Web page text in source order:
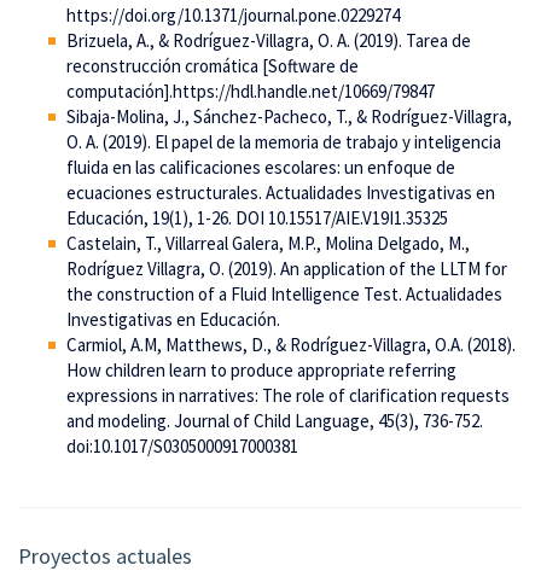
https://doi.org/10.1371/journal.pone.0229274
Brizuela, A., & Rodríguez-Villagra, O. A. (2019). Tarea de
reconstrucción cromática [Software de
computación].https://hdl.handle.net/10669/79847
Sibaja-Molina, J., Sánchez-Pacheco, T., & Rodríguez-Villagra,
O. A. (2019). El papel de la memoria de trabajo y inteligencia
fluida en las calificaciones escolares: un enfoque de
ecuaciones estructurales. Actualidades Investigativas en
Educación, 19(1), 1-26. DOI 10.15517/AIE.V19I1.35325
Castelain, T., Villarreal Galera, M.P., Molina Delgado, M.,
Rodríguez Villagra, O. (2019). An application of the LLTM for
the construction of a Fluid Intelligence Test. Actualidades
Investigativas en Educación.
Carmiol, A.M, Matthews, D., & Rodríguez-Villagra, O.A. (2018).
How children learn to produce appropriate referring
expressions in narratives: The role of clarification requests
and modeling. Journal of Child Language, 45(3), 736-752.
doi:10.1017/S0305000917000381
Proyectos actuales